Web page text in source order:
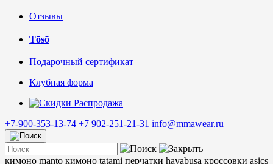
Отзывы
Tōsō
Подарочный сертификат
Клубная форма
Распродажа
+7-900-353-13-74 +7 902-251-21-31 info@mmawear.ru
кимоно manto кимоно tatami перчатки hayabusa кроссовки asics